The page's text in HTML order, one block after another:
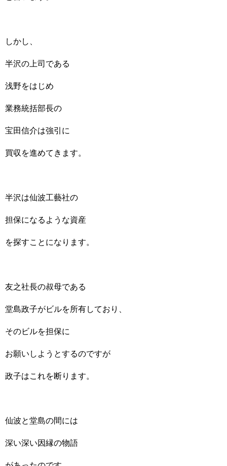
しかし、
半沢の上司である
浅野をはじめ
業務統括部長の
宝田信介は強引に
買収を進めてきます。
半沢は仙波工藝社の
担保になるような資産
を探すことになります。
友之社長の叔母である
堂島政子がビルを所有しており、
そのビルを担保に
お願いしようとするのですが
政子はこれを断ります。
仙波と堂島の間には
深い深い因縁の物語